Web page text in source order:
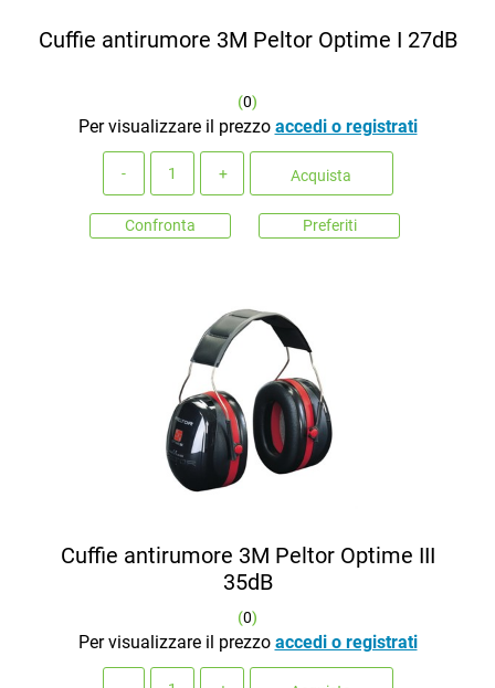
Cuffie antirumore 3M Peltor Optime I 27dB
(0)
Per visualizzare il prezzo accedi o registrati
Acquista
Confronta Preferiti
Cuffie antirumore 3M Peltor Optime III
35dB
(0)
Per visualizzare il prezzo accedi o registrati